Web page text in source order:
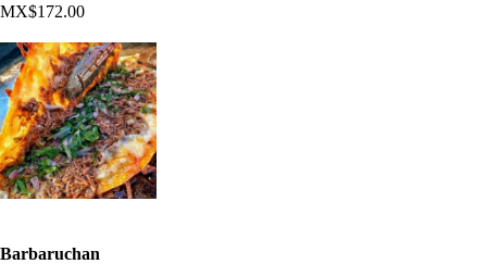
MX$172.00
Barbaruchan